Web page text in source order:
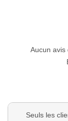
Aucun avis
Seuls les